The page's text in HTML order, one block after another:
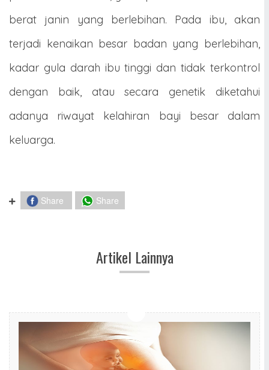
berat janin yang berlebihan. Pada ibu, akan
terjadi kenaikan besar badan yang berlebihan,
kadar gula darah ibu tinggi dan tidak terkontrol
dengan baik, atau secara genetik diketahui
adanya riwayat kelahiran bayi besar dalam
keluarga.
Share Share
Artikel Lainnya